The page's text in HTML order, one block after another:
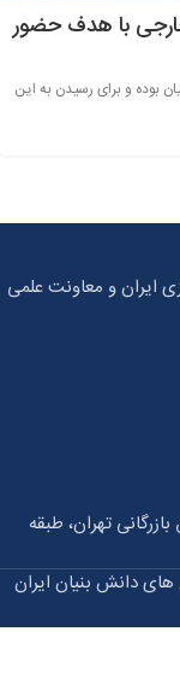
با هدف حضور
بوده و برای رسیدن به این
ایران و معاونت علمی
تهران، طبقه
دانش بنیان ایران